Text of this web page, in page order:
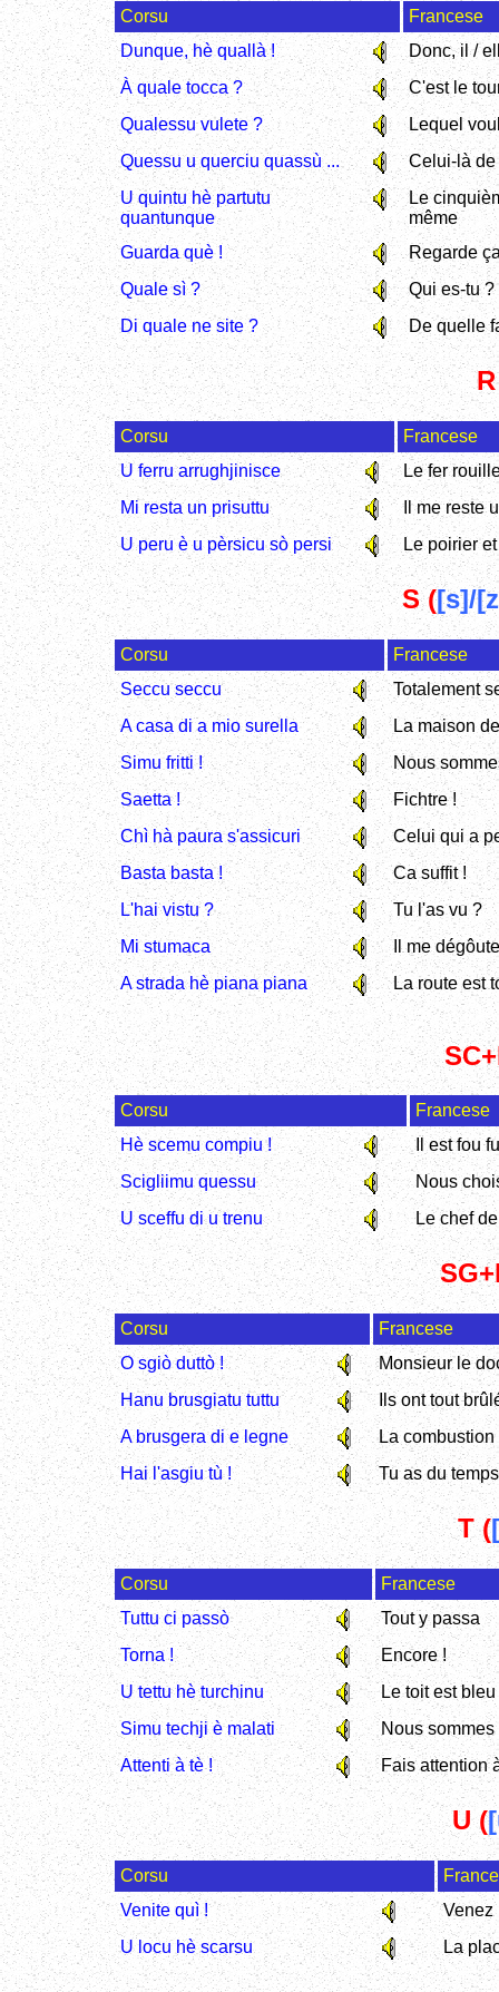
Corsu
Francese
Dunque, hè quallà !
Donc, il /
À quale tocca ?
C'est le
Qualessu vulete ?
Lequel
Quessu u querciu quassù ...
Celui-là de
U quintu hè partutu
quantunque
Le
même
Guarda què !
Regarde
Quale sì ?
Qui es-tu ?
Di quale ne site ?
De quelle
Corsu
Francese
U ferru arrughjinisce
Le fer
Mi resta un prisuttu
Il me reste
U peru è u pèrsicu sò persi
Le poirier
S ([s]/
Corsu
Francese
Seccu seccu
Totalement
A casa di a mio surella
La maison
Simu fritti !
Nous
Saetta !
Fichtre !
Chì hà paura s'assicuri
Celui qui a
Basta basta !
Ca suffit !
L'hai vistu ?
Tu l'as vu ?
Mi stumaca
Il me dégôute
A strada hè piana piana
La route est
Corsu
Francese
Hè scemu compiu !
Il est fou
Scigliimu quessu
Nous
U sceffu di u trenu
Le chef
Corsu
Francese
O sgiò duttò !
Monsieur le
Hanu brusgiatu tuttu
Ils ont tout
A brusgera di e legne
La
Hai l'asgiu tù !
Tu as du
T (
Corsu
Francese
Tuttu ci passò
Tout y passa
Torna !
Encore !
U tettu hè turchinu
Le toit est bleu
Simu techji è malati
Nous
Attenti à tè !
Fais attention
U (
Corsu
Venite quì !
Venez
U locu hè scarsu
La